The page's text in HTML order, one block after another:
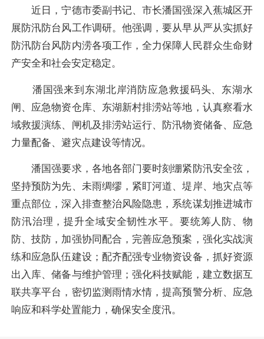
近日，宁德市委副书记、市长潘国强深入蕉城区开
展防汛防台风工作调研。他强调，要从早从严从实抓好
防汛防台风防内涝各项工作，全力保障人民群众生命财
产安全和社会安定稳定。
潘国强来到东湖北岸消防应急救援码头、东湖水
闸、应急物资仓库、东湖新村排涝站等地，认真察看水
域救援演练、闸机及排涝站运行、防汛物资储备、应急
力量配备、避灾点建设等情况。
潘国强要求，各地各部门要时刻绷紧防汛安全弦，
坚持预防为先、未雨绸缪，紧盯河道、堤岸、地灾点等
重点部位，深入排查整治风险隐患，系统谋划推进城市
防汛治理，提升全域安全韧性水平。要统筹人防、物
防、技防，加强协同配合，完善应急预案，强化实战演
练和应急队伍建设；配齐配强专业物资设备，抓好资源
出入库、储备与维护管理；强化科技赋能，建立数据互
联共享平台，密切监测雨情水情，提高预警分析、应急
响应和科学处置能力，确保安全度汛。